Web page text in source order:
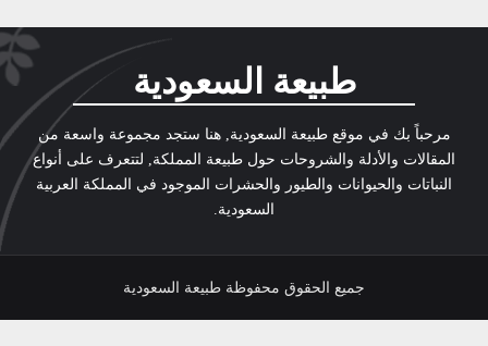
طبيعة السعودية
مرحباً بك في موقع طبيعة السعودية, هنا ستجد مجموعة واسعة من
المقالات والأدلة والشروحات حول طبيعة المملكة, لتتعرف على أنواع
النباتات والحيوانات والطيور والحشرات الموجود في المملكة العربية
السعودية.
جميع الحقوق محفوظة طبيعة السعودية